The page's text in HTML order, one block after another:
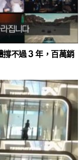
不過 3 年，百萬銷